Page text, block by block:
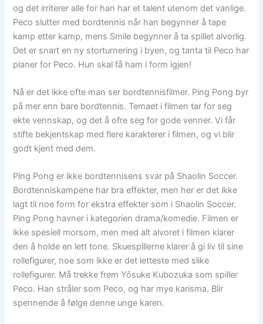
og det irriterer alle for han har et talent utenom det vanlige.
Peco slutter med bordtennis når han begynner å tape
kamp etter kamp, mens Smile begynner å ta spillet alvorlig.
Det er snart en ny storturnering i byen, og tanta til Peco har
planer for Peco. Hun skal få ham i form igjen!
Nå er det ikke ofte man ser bordtennisfilmer. Ping Pong byr
på mer enn bare bordtennis. Temaet i filmen tar for seg
ekte vennskap, og det å ofre seg for gode venner. Vi får
stifte bekjentskap med flere karakterer i filmen, og vi blir
godt kjent med dem.
Ping Pong er ikke bordtennisens svar på Shaolin Soccer.
Bordtenniskampene har bra effekter, men her er det ikke
lagt til noe form for ekstra effekter som i Shaolin Soccer.
Ping Pong havner i kategorien drama/komedie. Filmen er
ikke spesiell morsom, men med alt alvoret i filmen klarer
den å holde en lett tone. Skuespillerne klarer å gi liv til sine
rollefigurer, noe som ikke er det letteste med slike
rollefigurer. Må trekke frem Yôsuke Kubozuka som spiller
Peco. Han stråler som Peco, og har mye karisma. Blir
spennende å følge denne unge karen.